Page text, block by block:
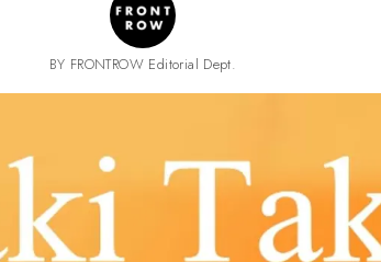
BY FRONTROW Editorial Dept.